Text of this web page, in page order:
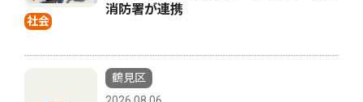
社会
消防署が連携
鶴見区